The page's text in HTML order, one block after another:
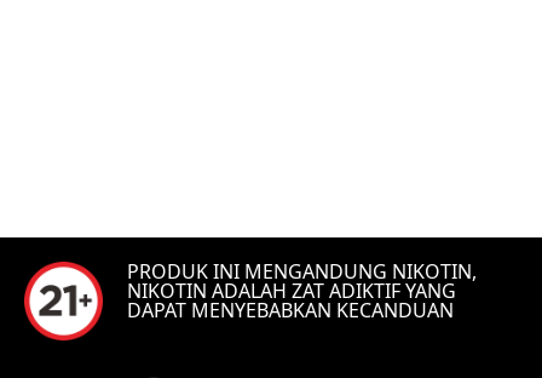
PRODUK INI MENGANDUNG NIKOTIN,
NIKOTIN ADALAH ZAT ADIKTIF YANG
DAPAT MENYEBABKAN KECANDUAN